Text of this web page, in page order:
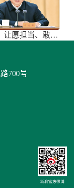
习近平：让愿担当、敢担当、善担当蔚
700号